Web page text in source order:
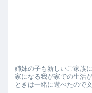
姉妹の子も新しいご家族
家になる我が家での生活
ときは一緒に遊べたので